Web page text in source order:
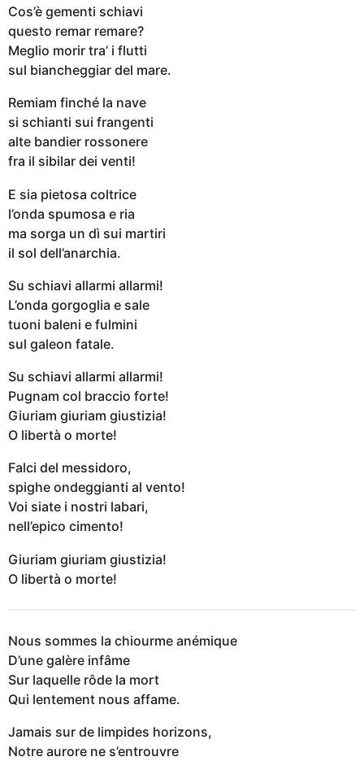
Cos’è gementi schiavi
questo remar remare?
Meglio morir tra’ i flutti
sul biancheggiar del mare.
Remiam finché la nave
si schianti sui frangenti
alte bandier rossonere
fra il sibilar dei venti!
E sia pietosa coltrice
l’onda spumosa e ria
ma sorga un dì sui martiri
il sol dell’anarchia.
Su schiavi allarmi allarmi!
L’onda gorgoglia e sale
tuoni baleni e fulmini
sul galeon fatale.
Su schiavi allarmi allarmi!
Pugnam col braccio forte!
Giuriam giuriam giustizia!
O libertà o morte!
Falci del messidoro,
spighe ondeggianti al vento!
Voi siate i nostri labari,
nell’epico cimento!
Giuriam giuriam giustizia!
O libertà o morte!
Nous sommes la chiourme anémique
D’une galère infâme
Sur laquelle rôde la mort
Qui lentement nous affame.
Jamais sur de limpides horizons,
Notre aurore ne s’entrouvre